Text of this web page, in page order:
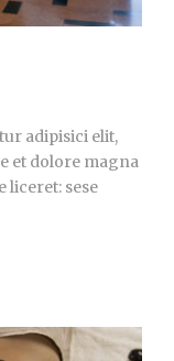
adipisici elit,
et dolore magna
liceret: sese